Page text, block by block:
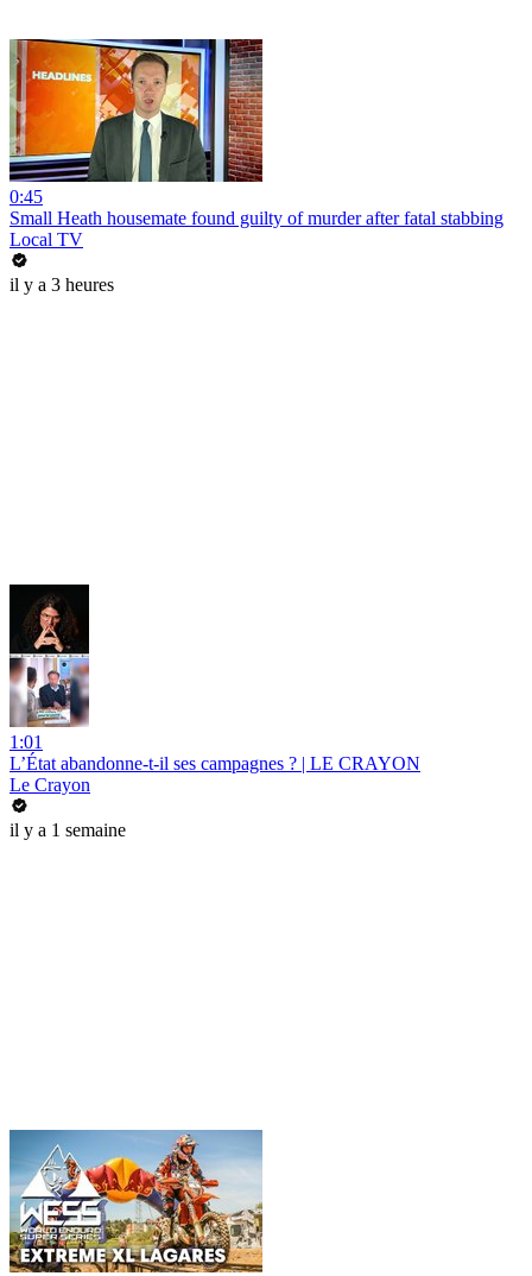
0:45
Small Heath housemate found guilty of murder after fatal stabbing
Local TV
il y a 3 heures
1:01
L’État abandonne-t-il ses campagnes ? | LE CRAYON
Le Crayon
il y a 1 semaine